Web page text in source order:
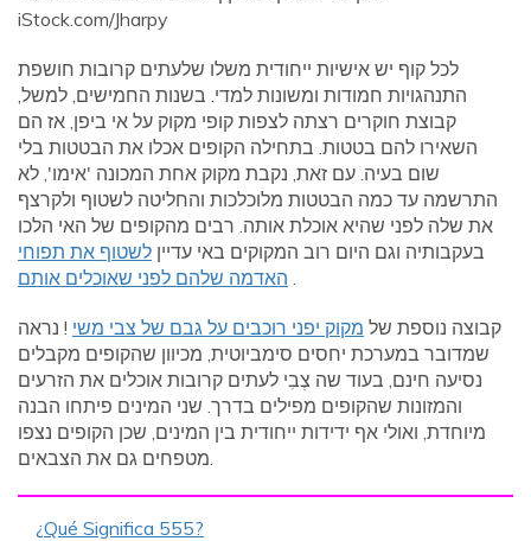
iStock.com/Jharpy
לכל קוף יש אישיות ייחודית משלו שלעתים קרובות חושפת
התנהגויות חמודות ומשונות למדי. בשנות החמישים, למשל,
קבוצת חוקרים רצתה לצפות קופי מקוק על אי ביפן, אז הם
השאירו להם בטטות. בתחילה הקופים אכלו את הבטטות בלי
שום בעיה. עם זאת, נקבת מקוק אחת המכונה 'אימו', לא
התרשמה עד כמה הבטטות מלוכלכות והחליטה לשטוף ולקרצף
את שלה לפני שהיא אוכלת אותה. רבים מהקופים של האי הלכו
בעקבותיה וגם היום רוב המקוקים באי עדיין לשטוף את תפוחי
האדמה שלהם לפני שאוכלים אותם
קבוצה נוספת של מקוק יפני רוכבים על גבם של צבי משי ! נראה
שמדובר במערכת יחסים סימביוטית, מכיוון שהקופים מקבלים
נסיעה חינם, בעוד שה צְבִי לעתים קרובות אוכלים את הזרעים
והמזונות שהקופים מפילים בדרך. שני המינים פיתחו הבנה
מיוחדת, ואולי אף ידידות ייחודית בין המינים, שכן הקופים נצפו
¿Qué Significa 555?